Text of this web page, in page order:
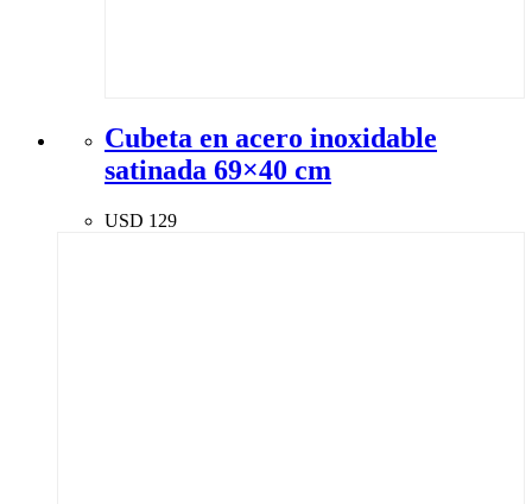
Cubeta en acero inoxidable
satinada 69×40 cm
USD 129